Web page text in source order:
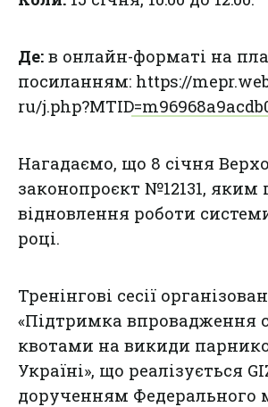
Де: в онлайн-форматі на
посиланням: https://
ru/
Нагадаємо, що 8 січня
законопроєкт №12131, яким
відновлення роботи
році.
Тренінгові сесії
«Підтримка впровадження
квотами на викиди
Україні», що реалізується
дорученням Федерального